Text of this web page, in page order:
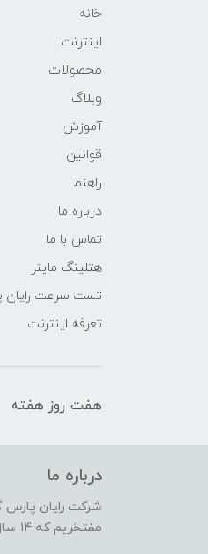
خانه
اینترنت
محصولات
وبلاگ
آموزش
قوانین
راهنما
درباره ما
تماس با ما
هتلینگ ماینر
تست سرعت رایان
تعرفه اینترنت
هفت روز هفته
درباره ما
شرکت رایان پارس
مفتخریم که 14 سال در کنار شما هستیم